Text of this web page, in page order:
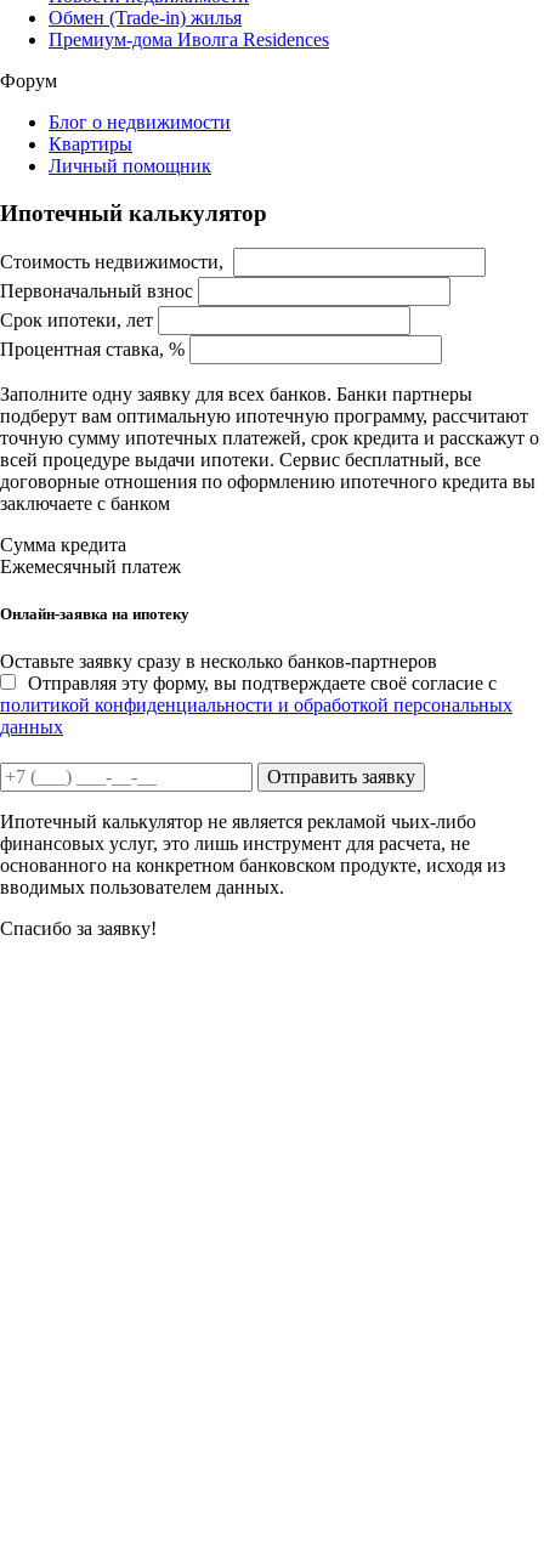
Обмен (Trade-in) жилья
Премиум-дома Иволга Residences
Форум
Блог о недвижимости
Квартиры
Личный помощник
Ипотечный калькулятор
Стоимость недвижимости,
Первоначальный взнос
Срок ипотеки, лет
Процентная ставка, %
Заполните одну заявку для всех банков. Банки партнеры
подберут вам оптимальную ипотечную программу, рассчитают
точную сумму ипотечных платежей, срок кредита и расскажут о
всей процедуре выдачи ипотеки. Сервис бесплатный, все
договорные отношения по оформлению ипотечного кредита вы
заключаете с банком
Сумма кредита
Ежемесячный платеж
Онлайн-заявка на ипотеку
Оставьте заявку сразу в несколько банков-партнеров
Отправляя эту форму, вы подтверждаете своё согласие с
политикой конфиденциальности и обработкой персональных
данных
Отправить заявку
Ипотечный калькулятор не является рекламой чьих-либо
финансовых услуг, это лишь инструмент для расчета, не
основанного на конкретном банковском продукте, исходя из
вводимых пользователем данных.
Спасибо за заявку!